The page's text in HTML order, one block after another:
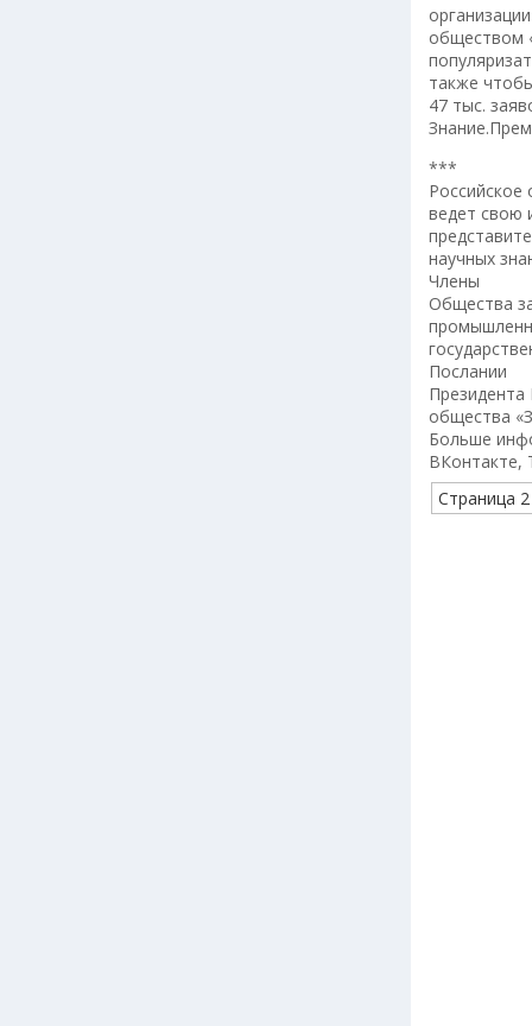
обществом
также
47 тыс.
***
Российское
ведет свою
научных
Члены
Общества
Послании
общества
Больше
ВКонтакте,
Страница